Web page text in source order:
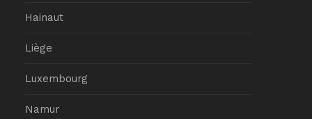
Hainaut
Liège
Luxembourg
Namur